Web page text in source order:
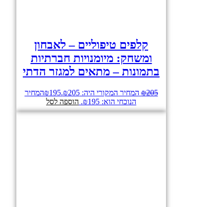
קלפים טיפוליים – לאבחון
ומשחק: מיומנויות חברתיות
בתמונות – מתאים למגזר הדתי
₪205 המחיר המקורי היה: ₪205. ₪195
המחיר
הנוכחי הוא: ₪195.
הוספה לסל